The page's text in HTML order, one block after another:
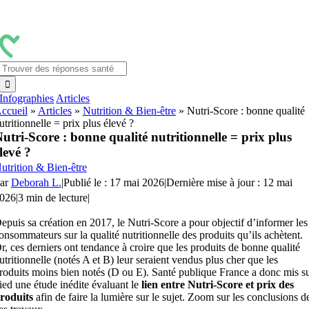
contenu
Infographies Articles
» Articles» Nutrition & Bien-être» Nutri-Score : bonne qualité
= prix plus élevé ?
Score : bonne qualité nutritionnelle = prix plus
?
& Bien-être
Deborah L.|Publié le : 17 mai 2026|Dernière mise à jour : 12 mai
|3 min de lecture|
sa création en 2017, le Nutri-Score a pour objectif d’informer les
sur la qualité nutritionnelle des produits qu’ils achètent.
ces derniers ont tendance à croire que les produits de bonne qualité
(notés A et B) leur seraient vendus plus cher que les
moins bien notés (D ou E). Santé publique France a donc mis
une étude inédite évaluant le lien entre Nutri-Score et prix des
afin de faire la lumière sur le sujet. Zoom sur les conclusions